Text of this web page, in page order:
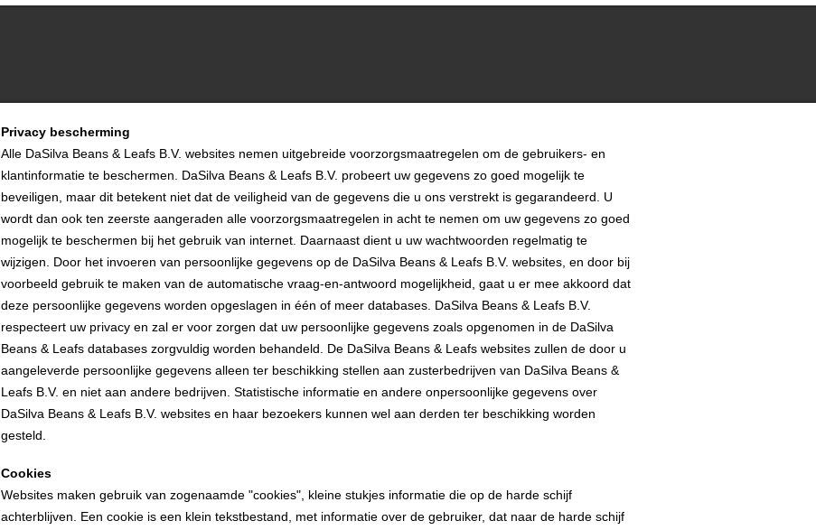
Privacy bescherming
Alle DaSilva Beans & Leafs B.V. websites nemen uitgebreide voorzorgsmaatregelen om de gebruikers- en
klantinformatie te beschermen. DaSilva Beans & Leafs B.V. probeert uw gegevens zo goed mogelijk te
beveiligen, maar dit betekent niet dat de veiligheid van de gegevens die u ons verstrekt is gegarandeerd. U
wordt dan ook ten zeerste aangeraden alle voorzorgsmaatregelen in acht te nemen om uw gegevens zo goed
mogelijk te beschermen bij het gebruik van internet. Daarnaast dient u uw wachtwoorden regelmatig te
wijzigen. Door het invoeren van persoonlijke gegevens op de DaSilva Beans & Leafs B.V. websites, en door bij
voorbeeld gebruik te maken van de automatische vraag-en-antwoord mogelijkheid, gaat u er mee akkoord dat
deze persoonlijke gegevens worden opgeslagen in één of meer databases. DaSilva Beans & Leafs B.V.
respecteert uw privacy en zal er voor zorgen dat uw persoonlijke gegevens zoals opgenomen in de DaSilva
Beans & Leafs databases zorgvuldig worden behandeld. De DaSilva Beans & Leafs websites zullen de door u
aangeleverde persoonlijke gegevens alleen ter beschikking stellen aan zusterbedrijven van DaSilva Beans &
Leafs B.V. en niet aan andere bedrijven. Statistische informatie en andere onpersoonlijke gegevens over
DaSilva Beans & Leafs B.V. websites en haar bezoekers kunnen wel aan derden ter beschikking worden
gesteld.
Cookies
Websites maken gebruik van zogenaamde "cookies", kleine stukjes informatie die op de harde schijf
achterblijven. Een cookie is een klein tekstbestand, met informatie over de gebruiker, dat naar de harde schijf